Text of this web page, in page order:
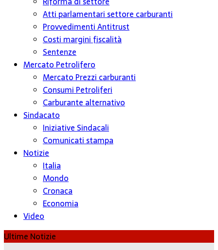
Atti parlamentari settore carburanti
Provvedimenti Antitrust
Costi margini fiscalità
Sentenze
Mercato Petrolifero
Mercato Prezzi carburanti
Consumi Petroliferi
Carburante alternativo
Sindacato
Iniziative Sindacali
Comunicati stampa
Notizie
Italia
Mondo
Cronaca
Economia
Video
Ultime Notizie